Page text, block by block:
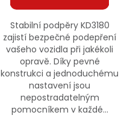
Stabilní podpěry KD3180
zajistí bezpečné podepření
vašeho vozidla při jakékoli
opravě. Díky pevné
konstrukci a jednoduchému
nastavení jsou
nepostradatelným
pomocníkem v každé...